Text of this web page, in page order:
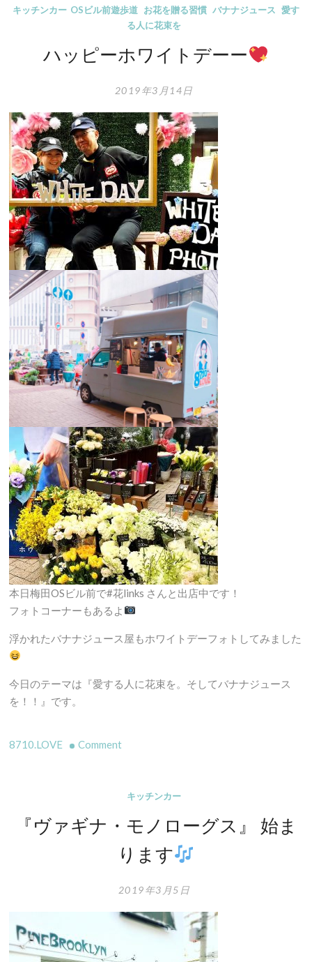
キッチンカー OSビル前遊歩道 お花を贈る習慣 バナナジュース 愛す
る人に花束を
ハッピーホワイトデーー
2019年3月14日
本日梅田OSビル前で#花links さんと出店中です！
フォトコーナーもあるよ
浮かれたバナナジュース屋もホワイトデーフォトしてみました
今日のテーマは『愛する人に花束を。そしてバナナジュース
を！！』です。
8710.LOVE Commenton
ピ
ホ
ワ
イ
ー
キッチンカー
『ヴァギナ・モノローグス』 始ま
ります
2019年3月5日